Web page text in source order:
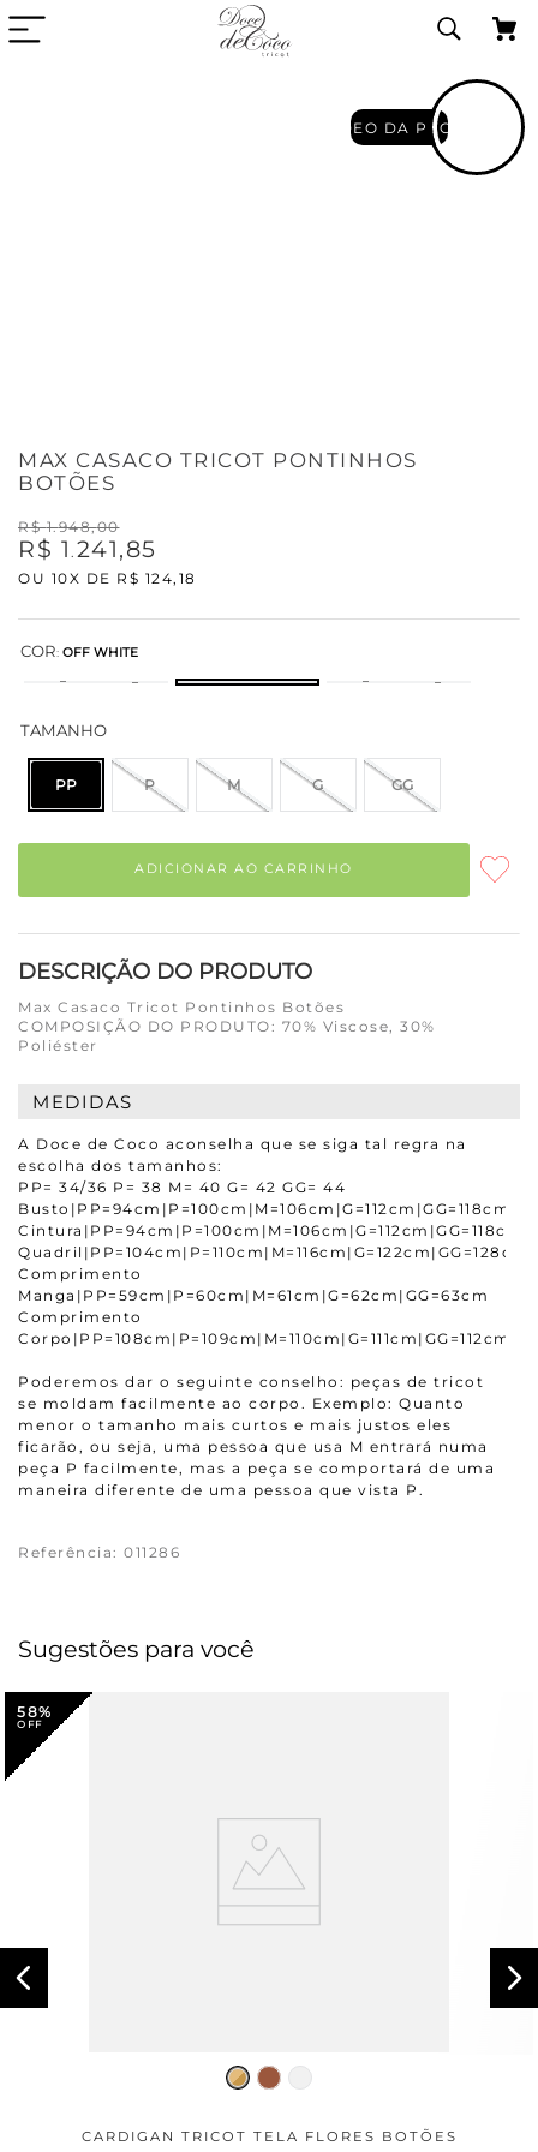
VIDEO DA PECA
MAX CASACO TRICOT PONTINHOS
BOTÕES
R$ 1.948,00
R$ 1 . 241,85
OU 10X DE R$ 124, 18
COR: OFF WHITE
TAMANHO
PP P M G GG
ADICIONAR AO CARRINHO
DESCRIÇÃO DO PRODUTO
Max Casaco Tricot Pontinhos Botões
COMPOSIÇÃO DO PRODUTO: 70% Viscose, 30%
Poliéster
MEDIDAS
A Doce de Coco aconselha que se siga tal regra na
escolha dos tamanhos:
PP= 34/36 P= 38 M= 40 G= 42 GG= 44
Busto|PP=94cm|P=100cm|M=106cm|G=112cm|GG=118cm
Cintura|PP=94cm|P=100cm|M=106cm|G=112cm|GG=118cm
Quadril|PP=104cm|P=110cm|M=116cm|G=122cm|GG=128cm
Comprimento
Manga|PP=59cm|P=60cm|M=61cm|G=62cm|GG=63cm
Comprimento
Corpo|PP=108cm|P=109cm|M=110cm|G=111cm|GG=112cm
Poderemos dar o seguinte conselho: peças de tricot
se moldam facilmente ao corpo. Exemplo: Quanto
menor o tamanho mais curtos e mais justos eles
ficarão, ou seja, uma pessoa que usa M entrará numa
peça P facilmente, mas a peça se comportará de uma
maneira diferente de uma pessoa que vista P.
Referência: 011286
Sugestões para você
58%
CARDIGAN TRICOT TELA FLORES BOTÕES